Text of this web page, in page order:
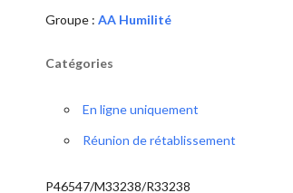
Groupe : AA Humilité
Catégories
En ligne uniquement
Réunion de rétablissement
P46547/M33238/R33238